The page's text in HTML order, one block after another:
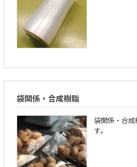
袋関係・合成樹脂
袋関係・合
す。